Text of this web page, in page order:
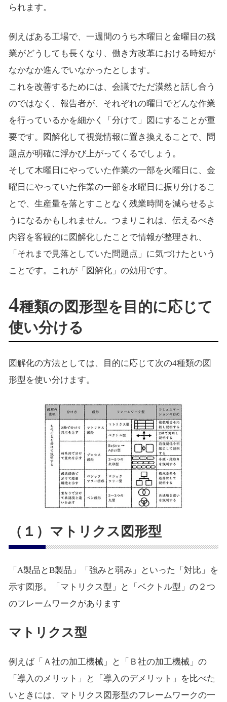
られます。
例えばある工場で、一週間のうち木曜日と金曜日の残
業がどうしても長くなり、働き方改革における時短が
なかなか進んでいなかったとします。
これを改善するためには、会議でただ漠然と話し合う
のではなく、報告者が、それぞれの曜日でどんな作業
を行っているかを細かく「分けて」図にすることが重
要です。図解化して視覚情報に置き換えることで、問
題点が明確に浮かび上がってくるでしょう。
そして木曜日にやっていた作業の一部を火曜日に、金
曜日にやっていた作業の一部を水曜日に振り分けるこ
とで、生産量を落とすことなく残業時間を減らせるよ
うになるかもしれません。つまりこれは、伝えるべき
内容を客観的に図解化したことで情報が整理され、
「それまで見落としていた問題点」に気づけたという
ことです。これが「図解化」の効用です。
4種類の図形型を目的に応じて
使い分ける
図解化の方法としては、目的に応じて次の4種類の図
形型を使い分けます。
（１）マトリクス図形型
「A製品とB製品」「強みと弱み」といった「対比」を
示す図形。「マトリクス型」と「ベクトル型」の２つ
のフレームワークがあります
マトリクス型
例えば「Ａ社の加工機械」と「Ｂ社の加工機械」の
「導入のメリット」と「導入のデメリット」を比べた
いときには、マトリクス図形型のフレームワークの一